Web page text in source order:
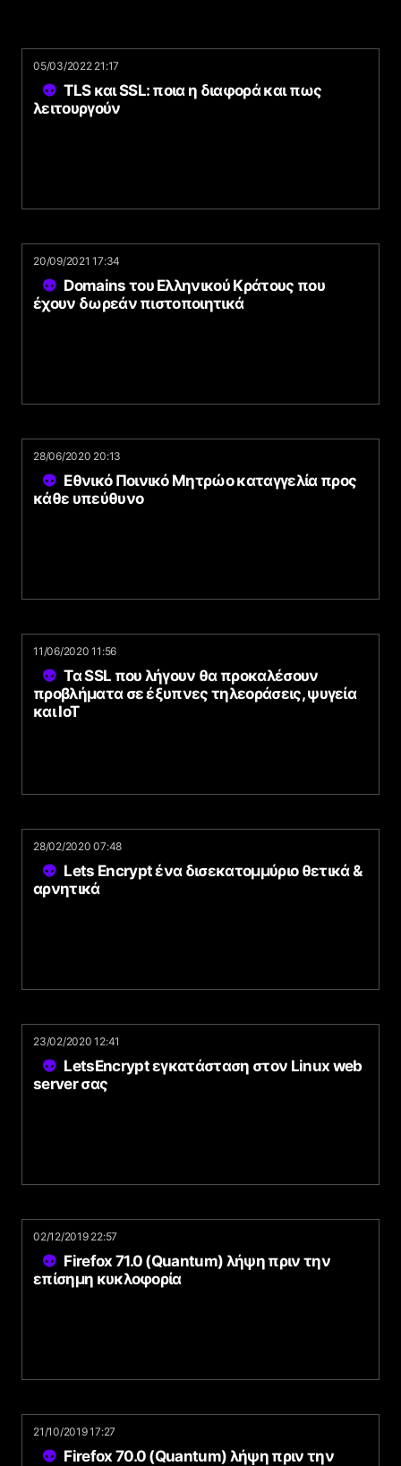
05/03/2022 21:17
TLS και SSL: ποια η διαφορά και πως
λειτουργούν
20/09/2021 17:34
Domains του Ελληνικού Κράτους που
έχουν δωρεάν πιστοποιητικά
28/06/2020 20:13
Εθνικό Ποινικό Μητρώο καταγγελία προς
κάθε υπεύθυνο
11/06/2020 11:56
Τα SSL που λήγουν θα προκαλέσουν
προβλήματα σε έξυπνες τηλεοράσεις, ψυγεία
και IoT
28/02/2020 07:48
Lets Encrypt ένα δισεκατομμύριο θετικά &
αρνητικά
23/02/2020 12:41
LetsEncrypt εγκατάσταση στον Linux web
server σας
02/12/2019 22:57
Firefox 71.0 (Quantum) λήψη πριν την
επίσημη κυκλοφορία
21/10/2019 17:27
Firefox 70.0 (Quantum) λήψη πριν την